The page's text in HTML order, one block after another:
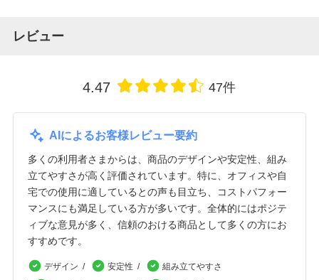
レビュー
4.47 47件
AIによるお客様レビュー要約
多くの利用者さまからは、商品のデザインや安定性、組み
立てやすさが高く評価されています。特に、オフィスや自
宅での使用に適しているとの声も目立ち、コストパフォー
マンスにも満足している方が多いです。全体的にはポジテ
ィブな意見が多く、信頼のおける商品として多くの方にお
すすめです。
デザイン 安定性
組み立てやすさ